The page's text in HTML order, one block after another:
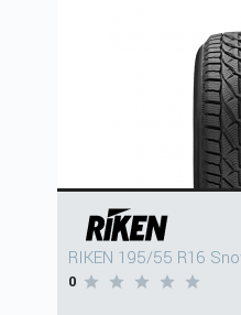
RIKEN 195/55 R16
0